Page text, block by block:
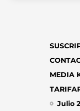
MEDIA
Julio